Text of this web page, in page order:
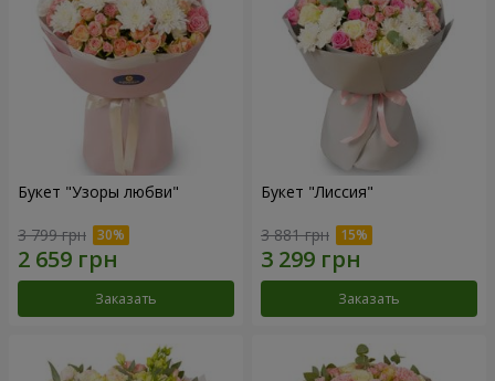
Букет "Узоры любви"
3 799 грн
Заказать
Букет "Лиссия"
3 881 грн
Заказать